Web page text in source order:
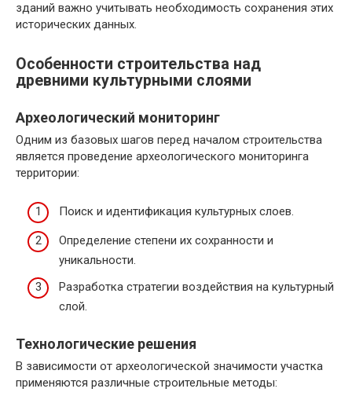
зданий важно учитывать необходимость сохранения этих
исторических данных.
Особенности строительства над
древними культурными слоями
Археологический мониторинг
Одним из базовых шагов перед началом строительства
является проведение археологического мониторинга
территории:
Поиск и идентификация культурных слоев.
Определение степени их сохранности и
уникальности.
Разработка стратегии воздействия на культурный
слой.
Технологические решения
В зависимости от археологической значимости участка
применяются различные строительные методы: